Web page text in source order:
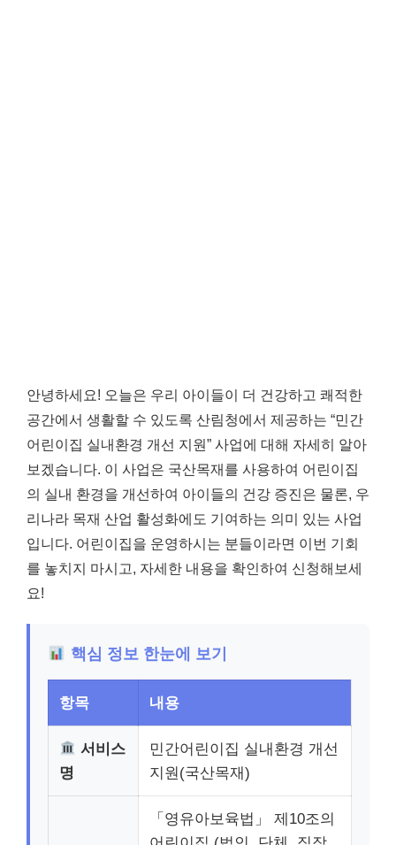
안녕하세요! 오늘은 우리 아이들이 더 건강하고 쾌적한
공간에서 생활할 수 있도록 산림청에서 제공하는 “민간
어린이집 실내환경 개선 지원” 사업에 대해 자세히 알아
보겠습니다. 이 사업은 국산목재를 사용하여 어린이집
의 실내 환경을 개선하여 아이들의 건강 증진은 물론, 우
리나라 목재 산업 활성화에도 기여하는 의미 있는 사업
입니다. 어린이집을 운영하시는 분들이라면 이번 기회
를 놓치지 마시고, 자세한 내용을 확인하여 신청해보세
요!
핵심 정보 한눈에 보기
항목 내용
서비스
명
민간어린이집 실내환경 개선
지원(국산목재)
「영유아보육법」 제10조의